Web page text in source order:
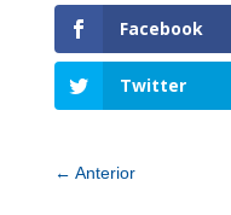
Facebook
Twitter
← Anterior